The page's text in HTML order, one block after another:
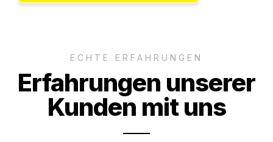
ECHTE ERFAHRUNGEN
Erfahrungen unserer
Kunden mit uns